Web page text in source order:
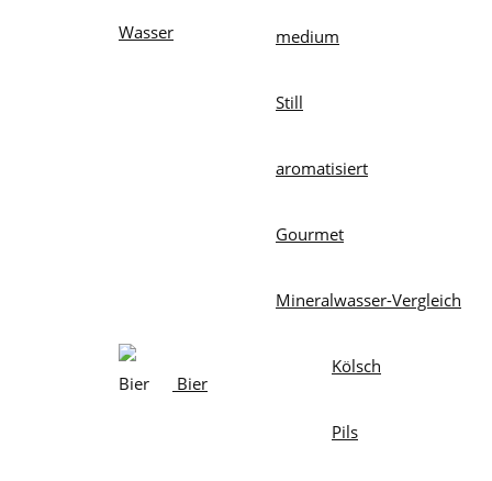
Wasser medium
Still
aromatisiert
Gourmet
Mineralwasser-Vergleich
Bier
Kölsch
Pils